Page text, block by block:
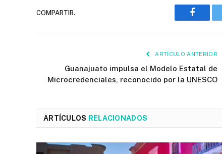
COMPARTIR.
ARTÍCULO ANTERIOR
Guanajuato impulsa el Modelo Estatal de
Microcredenciales, reconocido por la UNESCO
ARTÍCULOS RELACIONADOS